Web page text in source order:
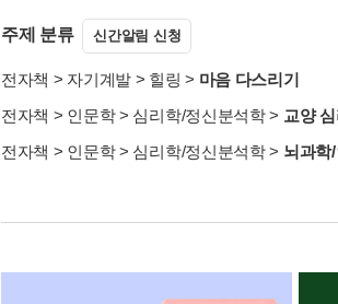
주제 분류 신간알림 신청
전자책 > 자기계발 > 힐링 > 마음 다스리기
전자책 > 인문학> 심리학/정신분석학> 교양
전자책 > 인문학> 심리학/정신분석학> 뇌과학